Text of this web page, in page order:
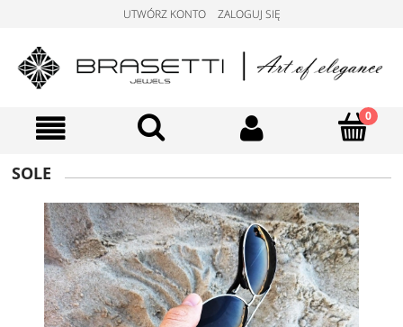
UTWÓRZ KONTO ZALOGUJ SIĘ
SOLE